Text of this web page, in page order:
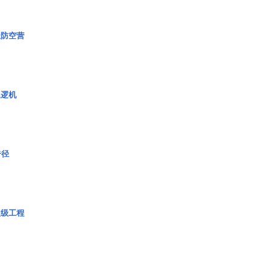
空营
机
工程